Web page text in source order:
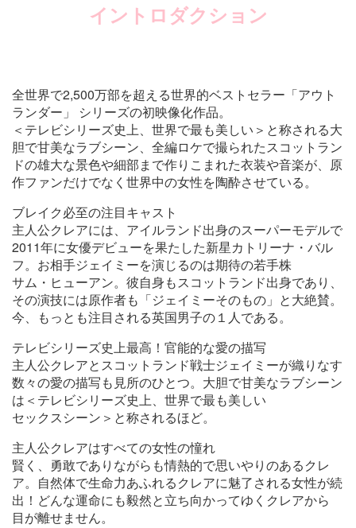
イントロダクション
全世界で2,500万部を超える世界的ベストセラー「アウト
ランダー」 シリーズの初映像化作品。
＜テレビシリーズ史上、世界で最も美しい＞と称される大
胆で甘美なラブシーン、全編ロケで撮られたスコットラン
ドの雄大な景色や細部まで作りこまれた衣装や音楽が、原
作ファンだけでなく世界中の女性を陶酔させている。
ブレイク必至の注目キャスト
主人公クレアには、アイルランド出身のスーパーモデルで
2011年に女優デビューを果たした新星カトリーナ・バル
フ。お相手ジェイミーを演じるのは期待の若手株
サム・ヒューアン。彼自身もスコットランド出身であり、
その演技には原作者も「ジェイミーそのもの」と大絶賛。
今、もっとも注目される英国男子の１人である。
テレビシリーズ史上最高！官能的な愛の描写
主人公クレアとスコットランド戦士ジェイミーが織りなす
数々の愛の描写も見所のひとつ。大胆で甘美なラブシーン
は＜テレビシリーズ史上、世界で最も美しい
セックスシーン＞と称されるほど。
主人公クレアはすべての女性の憧れ
賢く、勇敢でありながらも情熱的で思いやりのあるクレ
ア。自然体で生命力あふれるクレアに魅了される女性が続
出！どんな運命にも毅然と立ち向かってゆくクレアから
目が離せません。